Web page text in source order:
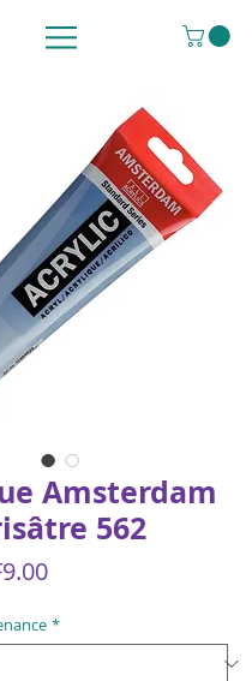
Amsterdam
562
Sale
*